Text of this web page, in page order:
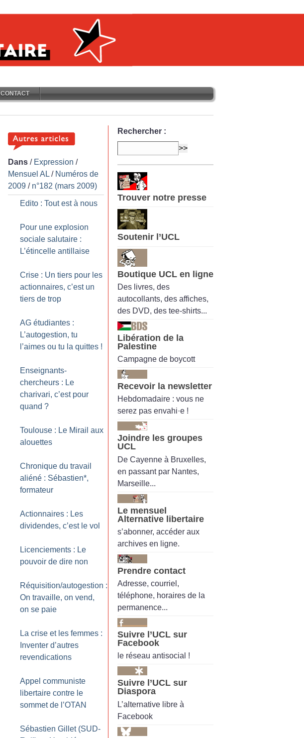
CONTACT
Dans / Expression /
Mensuel AL / Numéros de
2009 / n°182 (mars 2009)
Edito : Tout est à nous
Pour une explosion
sociale salutaire :
L’étincelle antillaise
Crise : Un tiers pour les
actionnaires, c’est un
tiers de trop
AG étudiantes :
L’autogestion, tu
l’aimes ou tu la quittes !
Enseignants-
chercheurs : Le
charivari, c’est pour
quand ?
Toulouse : Le Mirail aux
alouettes
Chronique du travail
aliéné : Sébastien*,
formateur
Actionnaires : Les
dividendes, c’est le vol
Licenciements : Le
pouvoir de dire non
Réquisition/autogestion :
On travaille, on vend,
on se paie
La crise et les femmes :
Inventer d’autres
revendications
Appel communiste
libertaire contre le
sommet de l’OTAN
Sébastien Gillet (SUD-
Rechercher :
Trouver notre presse
Soutenir l’UCL
Boutique UCL en ligne
Des livres, des
autocollants, des affiches,
des DVD, des tee-shirts...
Libération de la
Palestine
Campagne de boycott
Recevoir la newsletter
Hebdomadaire : vous ne
serez pas envahi·e !
Joindre les groupes
UCL
De Cayenne à Bruxelles,
en passant par Nantes,
Marseille...
Le mensuel
Alternative libertaire
s’abonner, accéder aux
archives en ligne.
Prendre contact
Adresse, courriel,
téléphone, horaires de la
permanence...
Suivre l’UCL sur
Facebook
le réseau antisocial !
Suivre l’UCL sur
Diaspora
L’alternative libre à
Facebook